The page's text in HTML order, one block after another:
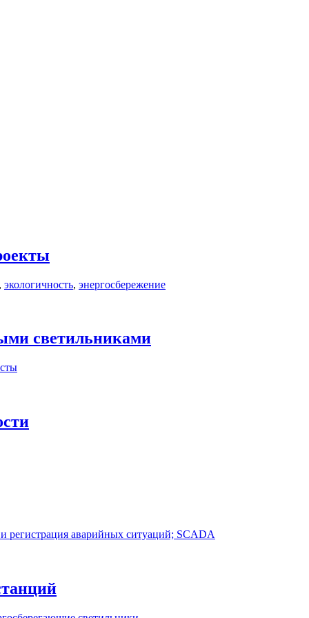
экологичность, энергосбережение
светильниками
регистрация аварийных ситуаций; SCADA